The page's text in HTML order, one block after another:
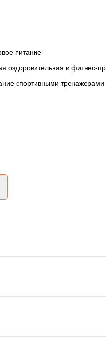
питание
оздоровительная и фитнес-
спортивными тренажерами